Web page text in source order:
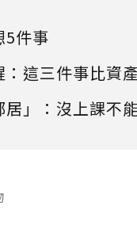
5件事
這三件事比資
」：沒上課不